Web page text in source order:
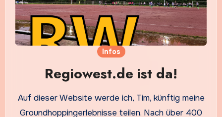
Infos
Regiowest.de ist da!
Auf dieser Website werde ich, Tim, künftig meine
Groundhoppingerlebnisse teilen. Nach über 400